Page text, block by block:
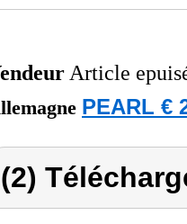
Article
PEARL €
(2)